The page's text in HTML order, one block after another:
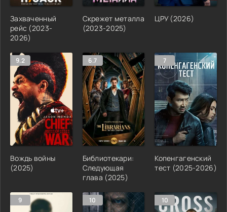
Захваченный
рейс (2023-
2026)
Скрежет металла
(2023-2025)
ЦРУ (2026)
9.2
Вождь войны
(2025)
6.7
Библиотекари:
Следующая
глава (2025)
7
Копенгагенский
тест (2025-2026)
9 10 10